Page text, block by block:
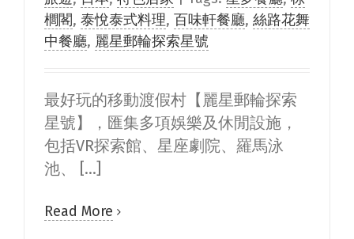
櫚閣, 泰悅泰式料理, 百味軒餐廳, 絲路花舞
中餐廳, 麗星郵輪探索星號
最好玩的移動渡假村【麗星郵輪探索
星號】，匯集多項娛樂及休閒設施，
包括VR探索館、星座劇院、羅馬泳
池、 [...]
Read More